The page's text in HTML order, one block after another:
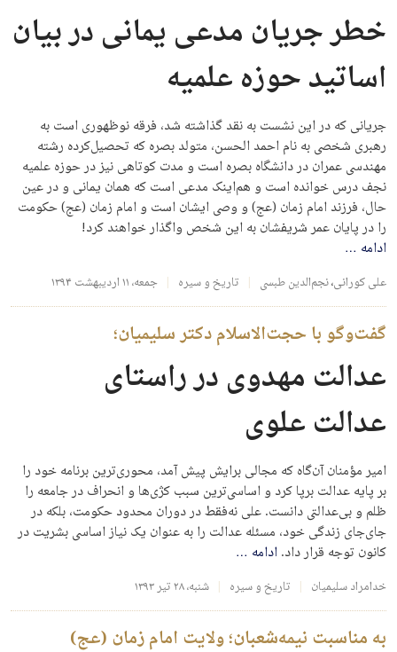
خطر جریان مدعی یمانی در بیان
اساتید حوزه علمیه
جریانی که در این نشست به نقد گذاشته شد، فرقه نوظهوری است به
رهبری شخصی به نام احمد الحسن، متولد بصره که تحصیل‌کرده رشته
مهندسی عمران در دانشگاه بصره است و مدت کوتاهی نیز در حوزه علمیه
نجف درس خوانده است و هم‌اینک مدعی است که همان یمانی و در عین
حال، فرزند امام زمان (عج) و وصی ایشان است و امام زمان (عج) حکومت
را در پایان عمر شریفشان به این شخص واگذار خواهند کرد!
ادامه …
علی کورانی،نجم‌الدین طبسی تاریخ و سیره جمعه، ۱۱ اردیبهشت ۱۳۹۴
گفت‌وگو با حجت‌الاسلام دکتر سلیمیان؛
عدالت مهدوی در راستای
عدالت علوی
امیر مؤمنان آن‌گاه که مجالی برایش پیش آمد، محوری‌ترین برنامه خود را
بر پایه عدالت برپا کرد و اساسی‌ترین سبب کژی‌ها و انحراف در جامعه را
ظلم و بی‌عدالتی دانست. علی نه‌فقط در دوران محدود حکومت، بلکه در
جای‌جای زندگی خود، مسئله عدالت را به عنوان یک نیاز اساسی بشریت در
کانون توجه قرار داد.ادامه …
خدامراد سلیمیان تاریخ و سیره شنبه، ۲۸ تیر ۱۳۹۳
به مناسبت نیمه‌شعبان؛ ولایت امام زمان (عج)